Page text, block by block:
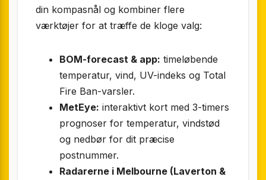
din kompas­nål og kombiner flere
værktøjer for at træffe de kloge valg:
BOM-forecast & app: timeløbende
temperatur, vind, UV-indeks og Total
Fire Ban-varsler.
MetEye: interaktivt kort med 3-timers
prognoser for temperatur, vindstød
og nedbør for dit præcise
postnummer.
Radarerne i Melbourne (Laverton &